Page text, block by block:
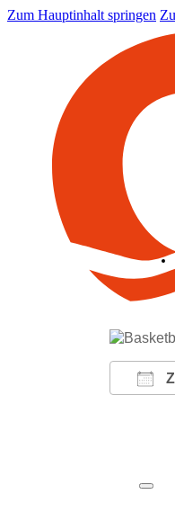
Zum Hauptinhalt springen